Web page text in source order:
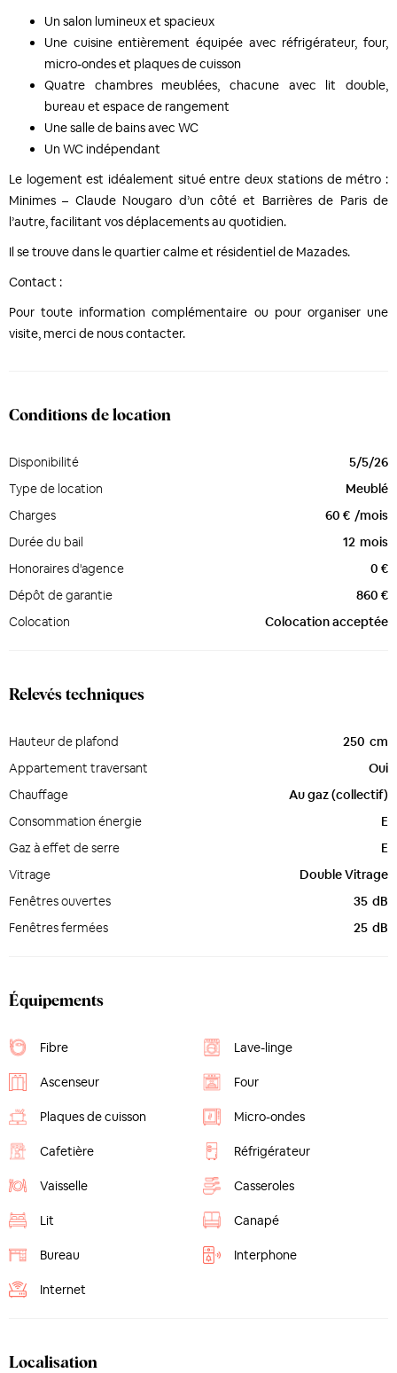
Un salon lumineux et spacieux
Une cuisine entièrement équipée avec réfrigérateur, four,
micro-ondes et plaques de cuisson
Quatre chambres meublées, chacune avec lit double,
bureau et espace de rangement
Une salle de bains avec WC
Un WC indépendant
Le logement est idéalement situé entre deux stations de métro :
Minimes – Claude Nougaro d’un côté et Barrières de Paris de
l’autre, facilitant vos déplacements au quotidien.
Il se trouve dans le quartier calme et résidentiel de Mazades.
Contact :
Pour toute information complémentaire ou pour organiser une
visite, merci de nous contacter.
Conditions de location
Disponibilité
5/5/26
Type de location
Meublé
Charges
60 € /mois
Durée du bail
12 mois
Honoraires d'agence
0 €
Dépôt de garantie
860 €
Colocation
Colocation acceptée
Relevés techniques
Hauteur de plafond 250 cm
Appartement traversant
Oui
Chauffage
Au gaz (collectif)
Consommation énergie
E
Gaz à effet de serre
E
Vitrage
Double Vitrage
Fenêtres ouvertes
35 dB
Fenêtres fermées
25 dB
Équipements
Fibre Lave-linge
Ascenseur Four
Plaques de cuisson Micro-ondes
Cafetière Réfrigérateur
Vaisselle Casseroles
Lit Canapé
Bureau Interphone
Internet
Localisation